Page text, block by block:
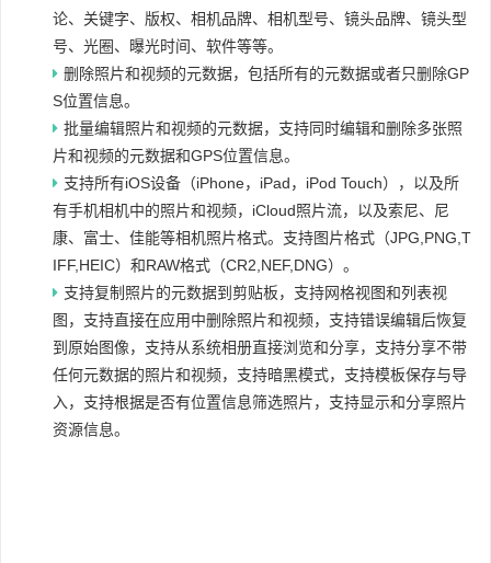
论、关键字、版权、相机品牌、相机型号、镜头品牌、镜头型
号、光圈、曝光时间、软件等等。
删除照片和视频的元数据，包括所有的元数据或者只删除GP
S位置信息。
批量编辑照片和视频的元数据，支持同时编辑和删除多张照
片和视频的元数据和GPS位置信息。
支持所有iOS设备（iPhone，iPad，iPod Touch），以及所
有手机相机中的照片和视频，iCloud照片流，以及索尼、尼
康、富士、佳能等相机照片格式。支持图片格式（JPG,PNG,T
IFF,HEIC）和RAW格式（CR2,NEF,DNG）。
支持复制照片的元数据到剪贴板，支持网格视图和列表视
图，支持直接在应用中删除照片和视频，支持错误编辑后恢复
到原始图像，支持从系统相册直接浏览和分享，支持分享不带
任何元数据的照片和视频，支持暗黑模式，支持模板保存与导
入，支持根据是否有位置信息筛选照片，支持显示和分享照片
资源信息。